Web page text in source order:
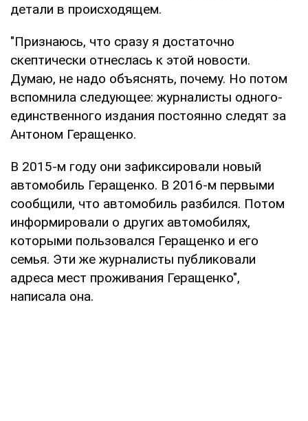
детали в происходящем.
"Признаюсь, что сразу я достаточно
скептически отнеслась к этой новости.
Думаю, не надо объяснять, почему. Но потом
вспомнила следующее: журналисты одного-
единственного издания постоянно следят за
Антоном Геращенко.
В 2015-м году они зафиксировали новый
автомобиль Геращенко. В 2016-м первыми
сообщили, что автомобиль разбился. Потом
информировали о других автомобилях,
которыми пользовался Геращенко и его
семья. Эти же журналисты публиковали
адреса мест проживания Геращенко",
написала она.